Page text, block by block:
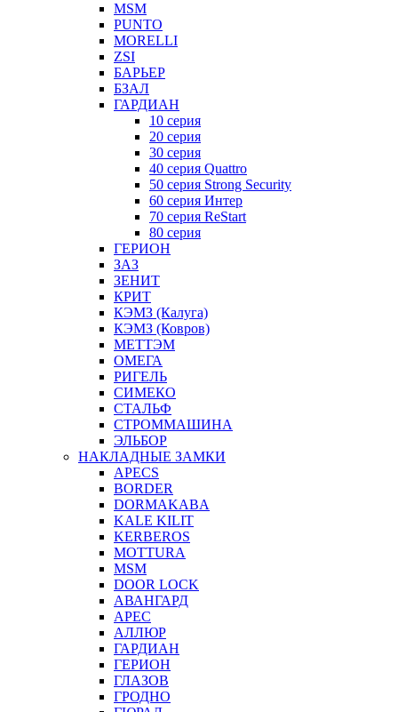
MSM
PUNTO
MORELLI
ZSI
БАРЬЕР
БЗАЛ
ГАРДИАН
10 серия
20 серия
30 серия
40 серия Quattro
50 серия Strong Security
60 серия Интер
70 серия ReStart
80 серия
ГЕРИОН
ЗАЗ
ЗЕНИТ
КРИТ
КЭМЗ (Калуга)
КЭМЗ (Ковров)
МЕТТЭМ
ОМЕГА
РИГЕЛЬ
СИМЕКО
СТАЛЬФ
СТРОММАШИНА
ЭЛЬБОР
НАКЛАДНЫЕ ЗАМКИ
APECS
BORDER
DORMAKABA
KALE KILIT
KERBEROS
MOTTURA
MSM
DOOR LOCK
АВАНГАРД
АРЕС
АЛЛЮР
ГАРДИАН
ГЕРИОН
ГЛАЗОВ
ГРОДНО